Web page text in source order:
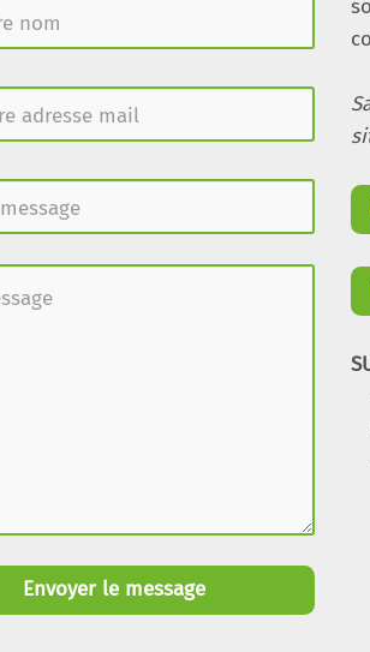
Envoyer le message